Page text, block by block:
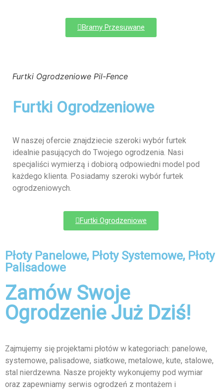
Bramy Przesuwane
Furtki Ogrodzeniowe Pil-Fence
Furtki Ogrodzeniowe
W naszej ofercie znajdziecie szeroki wybór furtek
idealnie pasujących do Twojego ogrodzenia. Nasi
specjaliści wymierzą i dobiorą odpowiedni model pod
każdego klienta. Posiadamy szeroki wybór furtek
ogrodzeniowych.
Furtki Ogrodzeniowe
Płoty Panelowe, Płoty Systemowe, Płoty
Palisadowe
Zamów Swoje
Ogrodzenie Już Dziś!
Zajmujemy się projektami płotów w kategoriach: panelowe,
systemowe, palisadowe, siatkowe, metalowe, kute, stalowe,
stal nierdzewna. Nasze projekty wykonujemy pod wymiar
oraz zapewniamy serwis ogrodzeń z montażem i